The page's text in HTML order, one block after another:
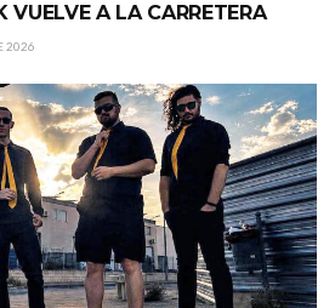
VUELVE A LA CARRETERA
2026